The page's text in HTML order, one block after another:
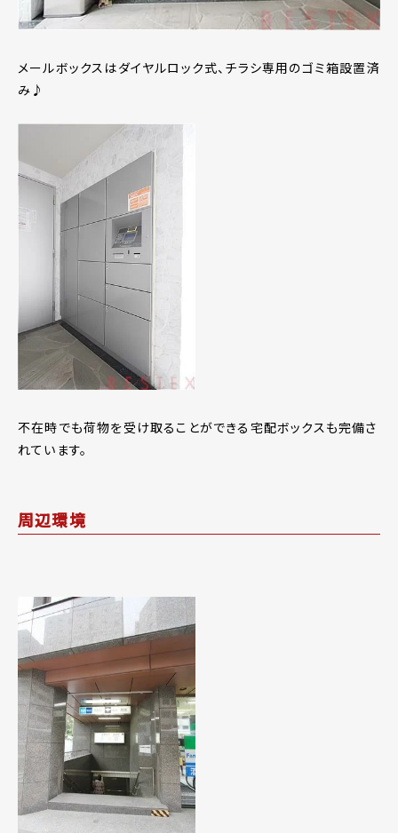
メールボックスはダイヤルロック式、チラシ専用のゴミ箱設置済
み♪
不在時でも荷物を受け取ることができる宅配ボックスも完備さ
れています。
周辺環境